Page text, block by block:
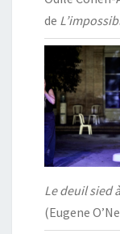
de
Le deuil sied
(Eugene